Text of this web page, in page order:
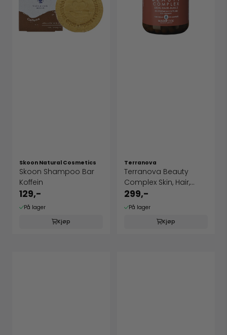
Skoon Natural Cosmetics
Skoon Shampoo Bar
Koffein
129,-
På lager
Kjøp
Terranova
Terranova Beauty
Complex Skin, Hair,
Nails
299,-
På lager
Kjøp